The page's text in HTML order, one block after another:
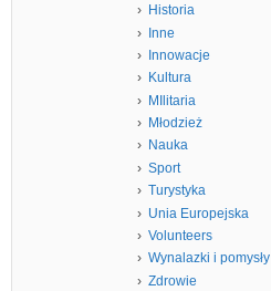
Historia
Inne
Innowacje
Kultura
MIlitaria
Młodzież
Nauka
Sport
Turystyka
Unia Europejska
Volunteers
Wynalazki i pomysły
Zdrowie